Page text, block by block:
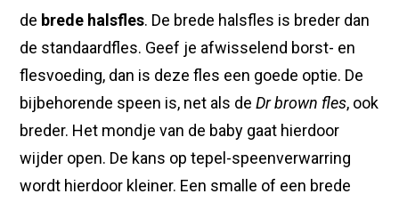
de brede halsfles. De brede halsfles is breder dan
de standaardfles. Geef je afwisselend borst- en
flesvoeding, dan is deze fles een goede optie. De
bijbehorende speen is, net als deDr brown fles, ook
breder. Het mondje van de baby gaat hierdoor
wijder open. De kans op tepel-speenverwarring
wordt hierdoor kleiner. Een smalle of een brede